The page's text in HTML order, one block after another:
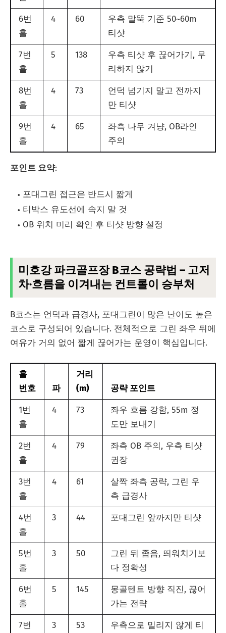
6번
홀
4 60
우측 말뚝 기준 50~60m
티샷
7번
홀
5 138
우측 티샷 후 끊어가기, 무
리하지 않기
8번
홀
4 73
언덕 넘기지 말고 전까지
만 티샷
9번
홀
4 65
좌측 나무 겨냥, OB라인
주의
포인트 요약:
포대그린 접근은 반드시 짧게
티박스 유도선에 속지 말 것
OB 위치 미리 확인 후 티샷 방향 설정
미호강 파크골프장 B코스 공략법 – 고저
차·흐름을 이겨내는 컨트롤이 승부처
B코스는 언덕과 급경사, 포대그린이 많은 난이도 높은
코스로 구성되어 있습니다. 전체적으로 그린 좌우 뒤에
여유가 거의 없어 짧게 끊어가는 운영이 핵심입니다.
홀
번호
파
거리
(m)
공략 포인트
1번
홀
4 73
좌우 흐름 강함, 55m 정
도만 보내기
2번
홀
4 79
좌측 OB 주의, 우측 티샷
권장
3번
홀
4 61
살짝 좌측 공략, 그린 우
측 급경사
4번
홀
3 44 포대그린 앞까지만 티샷
5번
홀
3 50
그린 뒤 좁음, 띄워치기보
다 정확성
6번
홀
5 145
몽골텐트 방향 직진, 끊어
가는 전략
7번
3 53
우측으로 밀리지 않게 티